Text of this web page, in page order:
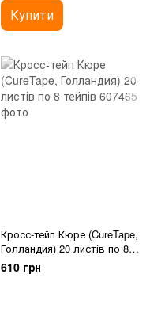
Купити
Кросс-тейп Кюре (CureTape,
Голландия) 20 листів по 8
тейпів
610 грн